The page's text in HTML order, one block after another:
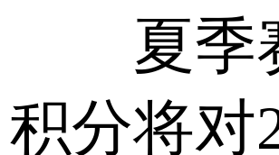
夏季
积分将对